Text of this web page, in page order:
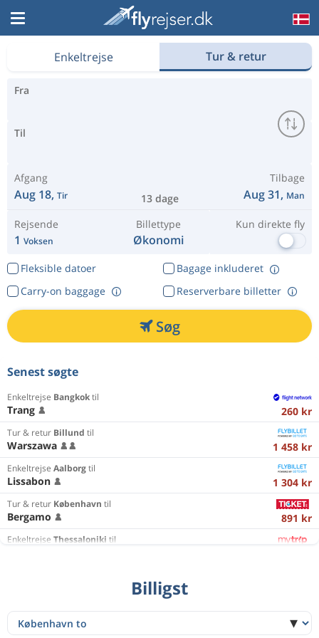
Find billige flybilletter
Enkeltrejse Tur & retur
Fra
Til
Afgang
Aug 18, Tir 13 dage
Tilbage
Aug 31, Man
Rejsende
1 Voksen
Billettype
Økonomi
Kun direkte fly
Fleksible datoer
Bagage inkluderet
Reserverbare billetter
Carry-on baggage
Søg
Senest søgte
Enkeltrejse Bangkoktil
Trang 260 kr
Tur & retur Billund til
Warszawa 1 458 kr
Enkeltrejse Aalborgtil
Lissabon 1 304 kr
Tur & retur København til
Bergamo 891 kr
Enkeltrejse Thessaloniki til
Tur & returKøbenhavntil
Paris 1 244 kr
Billigst